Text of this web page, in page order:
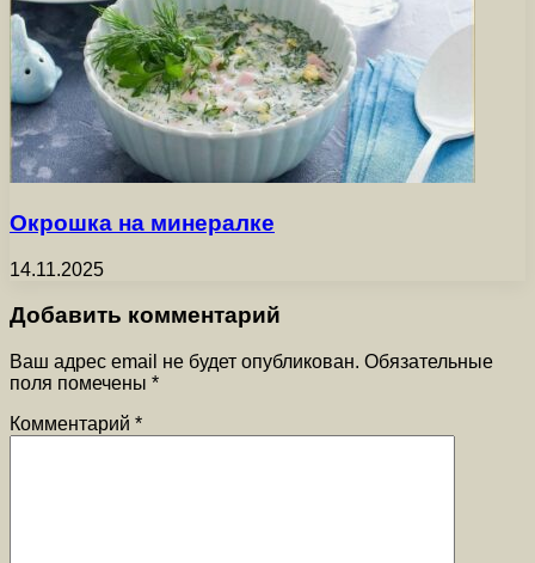
Окрошка на минералке
14.11.2025
Добавить комментарий
Ваш адрес email не будет опубликован. Обязательные
поля помечены *
Комментарий *